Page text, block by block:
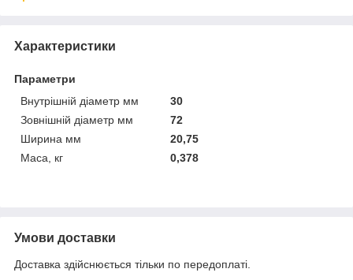
Характеристики
Параметри
Внутрішній діаметр мм
30
Зовнішній діаметр мм
72
Ширина мм
20,75
Маса, кг
0,378
Умови доставки
Доставка здійснюється тільки по передоплаті.